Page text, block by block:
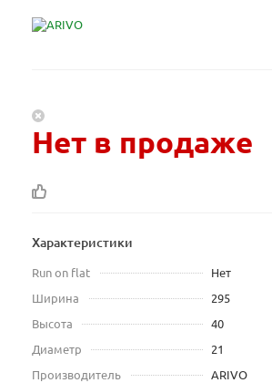
Нет в продаже
Характеристики
Run on flat
Нет
Ширина
295
Высота
40
Диаметр
21
Производитель
ARIVO